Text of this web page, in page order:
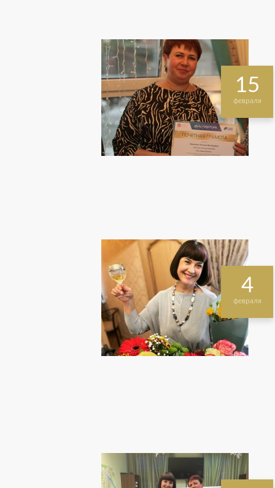
15
февраля
4
февраля